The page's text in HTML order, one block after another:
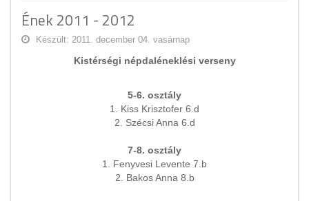
Ének 2011 - 2012
Készült: 2011. december 04. vasárnap
Kistérségi népdaléneklési verseny
5-6. osztály
1. Kiss Krisztofer 6.d
2. Szécsi Anna 6.d
7-8. osztály
1. Fenyvesi Levente 7.b
2. Bakos Anna 8.b